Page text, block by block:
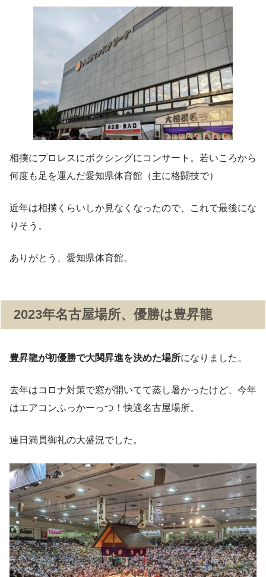
相撲にプロレスにボクシングにコンサート。若いころから
何度も足を運んだ愛知県体育館（主に格闘技で）
近年は相撲くらいしか見なくなったので、これで最後にな
りそう。
ありがとう、愛知県体育館。
2023年名古屋場所、優勝は豊昇龍
豊昇龍が初優勝で大関昇進を決めた場所になりました。
去年はコロナ対策で窓が開いてて蒸し暑かったけど、今年
はエアコンふっかーっつ！快適名古屋場所。
連日満員御礼の大盛況でした。